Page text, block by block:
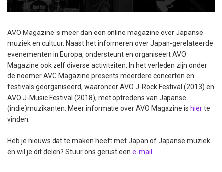
AVO Magazine is meer dan een online magazine over Japanse
muziek en cultuur. Naast het informeren over Japan-gerelateerde
evenementen in Europa, ondersteunt en organiseert AVO
Magazine ook zelf diverse activiteiten. In het verleden zijn onder
de noemer AVO Magazine presents meerdere concerten en
festivals georganiseerd, waaronder AVO J-Rock Festival (2013) en
AVO J-Music Festival (2018), met optredens van Japanse
(indie)muzikanten. Meer informatie over AVO Magazine is hierte
vinden.
Heb je nieuws dat te maken heeft met Japan of Japanse muziek
en wil je dit delen? Stuur ons gerust een e-mail